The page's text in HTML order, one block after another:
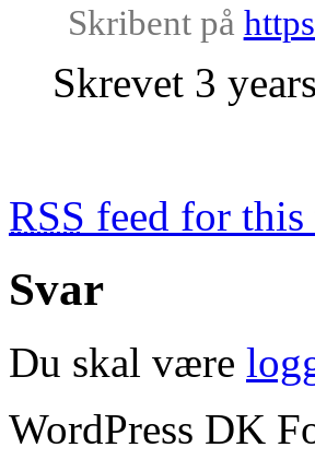
Skribent på
Skrevet 3
RSS feed for
Svar
Du skal være
WordPress DK